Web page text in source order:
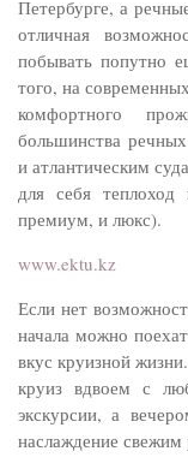
Петербурге, а
отличная
побывать попутно
того, на
комфортного
большинства
и атлантическим
для себя теплоход
премиум, и люкс).
www.ektu.kz
Если нет
начала можно
вкус круизной
круиз вдвоем с
экскурсии, а
наслаждение